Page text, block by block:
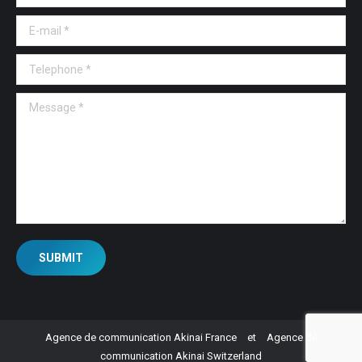
E-mail *
Telephone *
Message *
SUBMIT
Agence de communication Akinai France et Agence de
communication Akinai Switzerland